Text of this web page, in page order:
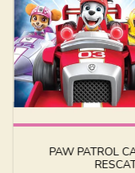
PAW PATROL